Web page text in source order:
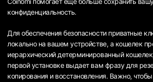
конфиденциальность.
Для обеспечения безопасности приватные
локально на вашем устройстве, а кошелек
иерархический детерминированный
первой установке выдает вам фразу для
копирования и восстановления. Важно,